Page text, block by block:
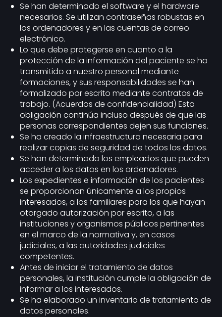
Se han determinado el software y el hardware
necesarios. Se utilizan contraseñas robustas en
los ordenadores y en las cuentas de correo
electrónico.
Lo que debe protegerse en cuanto a la
protección de la información del paciente se ha
transmitido a nuestro personal mediante
formaciones, y sus responsabilidades se han
formalizado por escrito mediante contratos de
trabajo. (Acuerdos de confidencialidad) Esta
obligación continúa incluso después de que las
personas correspondientes dejen sus funciones.
Se ha creado la infraestructura necesaria para
realizar copias de seguridad de todos los datos.
Se han determinado los empleados que pueden
acceder a los datos en los ordenadores.
Los expedientes e información de los pacientes
se proporcionan únicamente a los propios
interesados, a los familiares para los que hayan
otorgado autorización por escrito, a las
instituciones y organismos públicos pertinentes
en el marco de la normativa y, en casos
judiciales, a las autoridades judiciales
competentes.
Antes de iniciar el tratamiento de datos
personales, la institución cumple la obligación de
informar a los interesados.
Se ha elaborado un inventario de tratamiento de
datos personales.